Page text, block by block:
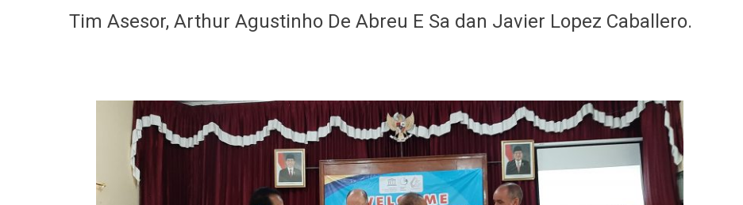
Tim Asesor, Arthur Agustinho De Abreu E Sa dan Javier Lopez Caballero.